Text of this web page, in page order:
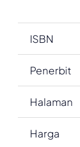
ISBN
Penerbit
Halaman
Harga